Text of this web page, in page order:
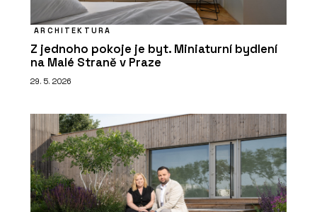
ARCHITEKTURA
Z jednoho pokoje je byt. Miniaturní bydlení
na Malé Straně v Praze
29. 5. 2026